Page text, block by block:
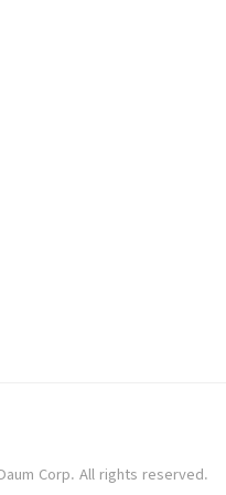
Corp. All rights reserved.